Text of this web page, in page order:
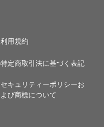
利用規約
特定商取引法に基づく表記
セキュリティーポリシーお
よび商標について